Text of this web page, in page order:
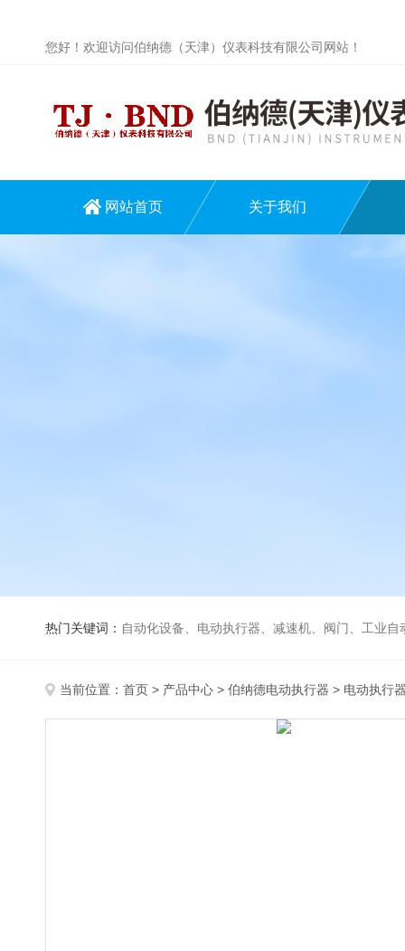
您好！欢迎访问伯纳德（天津）仪表科技有限公司网站！
网站首页 关于我们
热门关键词： 自动化设备、电动执行器、减速机、阀门、工业自
当前位置： 首页 > 产品中心 > 伯纳德电动执行器 > 电动执行